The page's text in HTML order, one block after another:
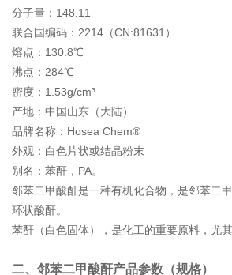
分子量：148.11
联合国编码：2214（CN:81631）
熔点：130.8℃
沸点：284℃
密度：1.53g/cm³
产地：中国山东（大陆）
品牌名称：Hosea Chem®
外观：白色片状或结晶粉末
别名：苯酐，PA。
邻苯二甲酸酐是一种有机化合物，是邻苯二
环状酸酐。
苯酐（白色固体），是化工的重要原料，尤
二、邻苯二甲酸酐产品参数（规格）